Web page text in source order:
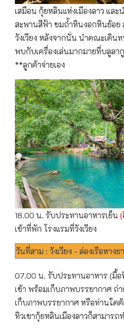
เสมือน กุ้ยหลินแห่งเมืองลาว และ
สะพานสีฟ้า ชมถ้ำหินงอกหินย้อย
วังเวียง หลังจากนั่น นำคณะเดินท
พบกับเครื่องเล่นมากมายที่บลูลา
**ลูกค้าจ่ายเอง
18.00 น. รับประทานอาหารเย็น
เข้าที่พัก โรงแรมที่วังเวียง
วันที่สาม : วังเวียง - ล่องเรือหางย
07.00 น. รับประทานอาหาร (มื้อ
เช้า พร้อมเก็บภาพบรรยากาศ ถ่
เก็บภาพบรรยากาศ หรือท่านใด
ทิวเขากุ้ยหลินเมืองลาวก็สามารถ